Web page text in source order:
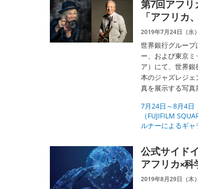
第7回アフリ
「アフリカ
2019年7月24日（水
世界銀行グループ
ー、および東京ミ
ア）にて、世界
本のジャズレジ
真を展示する写真
7月24日～8月4日
（FUJIFILM
ルナーによるギャ
公式サイド
アフリカ×科
2019年8月29日（木）